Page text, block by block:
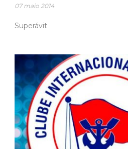
07 maio 2014
Superávit